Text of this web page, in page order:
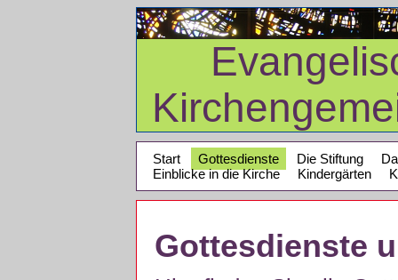
Start Gottesdienste Die Stiftung
Einblicke in die Kirche
Kindergärten
Gottesdienste